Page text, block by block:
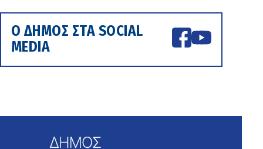
Ο ΔΗΜΟΣ ΣΤΑ SOCIAL
MEDIA